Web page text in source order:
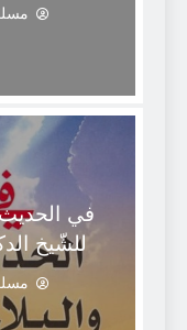
في الحديث
للشّيخ